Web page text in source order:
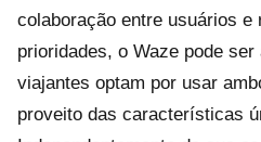
colaboração entre usuários
prioridades, o Waze pode
viajantes optam por usar
proveito das características